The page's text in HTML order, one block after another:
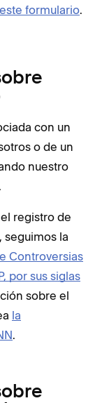
este formulario.
con un
o de un
nuestro
.
registro de
la
Controversias
por sus siglas
sobre el
la
.